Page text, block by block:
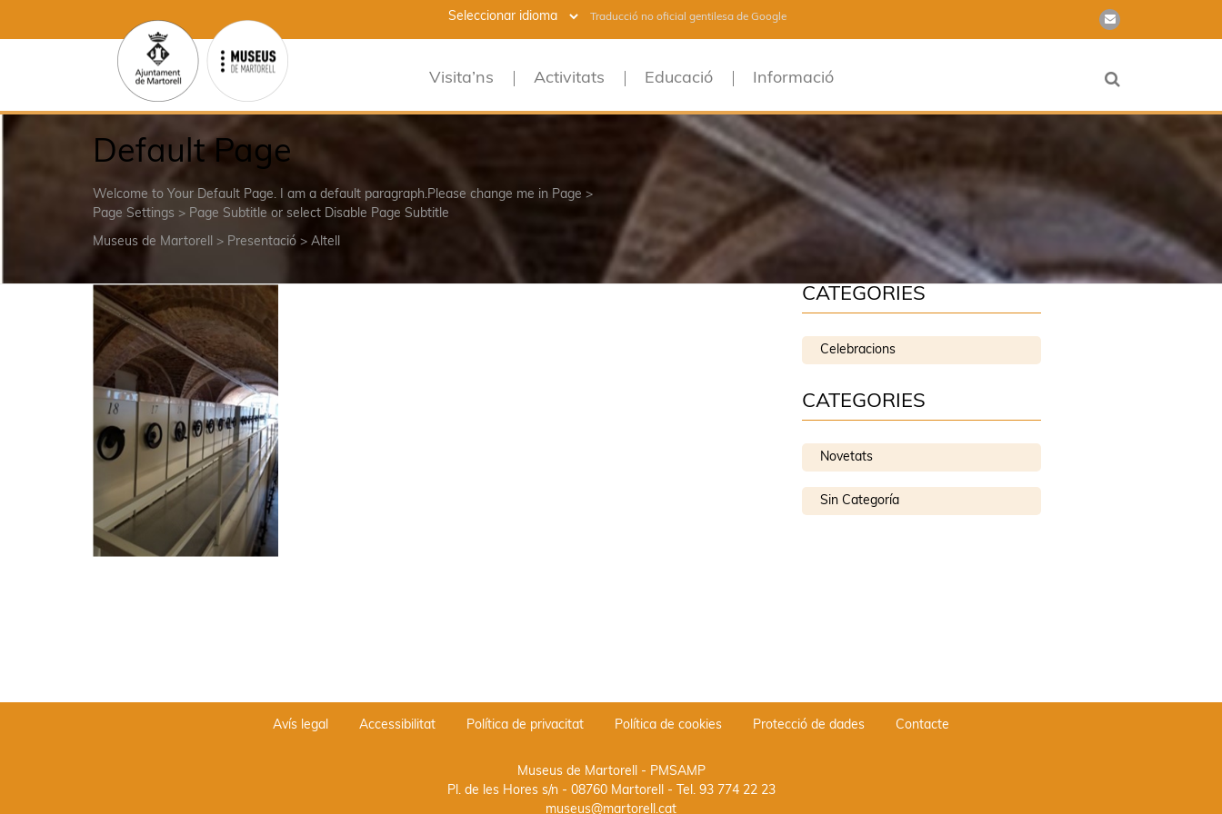
Traducció no oficial gentilesa de Google
Visita’ns Activitats Educació Informació
Default Page
Welcome to Your Default Page. I am a default paragraph.Please change me in Page >
Page Settings > Page Subtitle or select Disable Page Subtitle
Museus de Martorell > Presentació > Altell
CATEGORIES
Celebracions
CATEGORIES
Novetats
Sin Categoría
Avís legal Accessibilitat Política de privacitat Política de cookies Protecció de dades Contacte
Museus de Martorell - PMSAMP
Pl. de les Hores s/n - 08760 Martorell- Tel. 93 774 22 23
museus@martorell.cat